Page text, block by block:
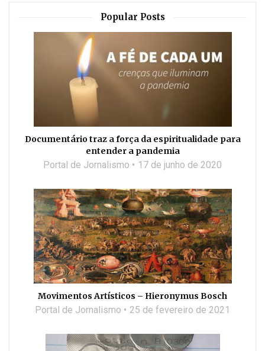
Popular Posts
Documentário traz a força da espiritualidade para
entender a pandemia
Portal de Jornalismo 17 de junho de 2020
Movimentos Artísticos – Hieronymus Bosch
Portal de Jornalismo 25 de fevereiro de 2021